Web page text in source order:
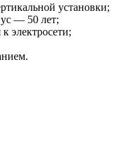
установки;
— 50 лет;
электросети;